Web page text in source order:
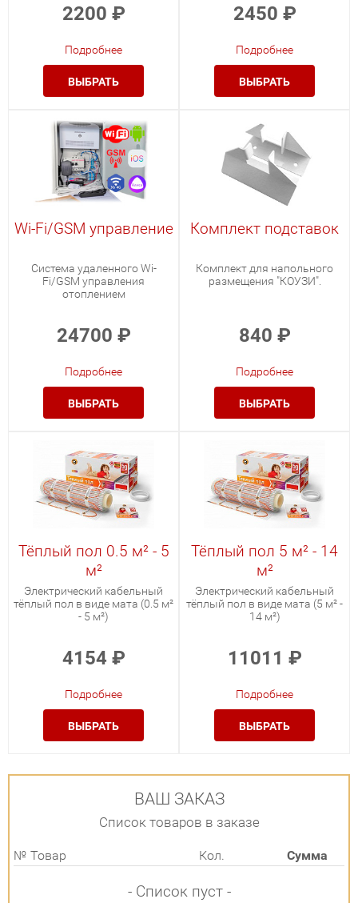
2200 ₽
Подробнее
ВЫБРАТЬ
2450 ₽
Подробнее
ВЫБРАТЬ
Wi-Fi/GSM управление
Система удаленного Wi-
Fi/GSM управления
отоплением
24700 ₽
Подробнее
ВЫБРАТЬ
Комплект подставок
Комплект для напольного
размещения "КОУЗИ".
840 ₽
Подробнее
ВЫБРАТЬ
Тёплый пол 0.5 м² - 5
м²
Электрический кабельный
тёплый пол в виде мата (0.5 м²
- 5 м²)
4154 ₽
Подробнее
ВЫБРАТЬ
Тёплый пол 5 м² - 14
м²
Электрический кабельный
тёплый пол в виде мата (5 м² -
14 м²)
11011 ₽
Подробнее
ВЫБРАТЬ
ВАШ ЗАКАЗ
Список товаров в заказе
№ Товар Кол. Сумма
- Список пуст -